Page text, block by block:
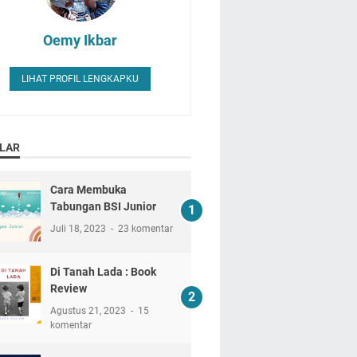
Oemy Ikbar
LIHAT PROFIL LENGKAPKU
Cara Membuka
Tabungan BSI Junior
Juli 18, 2023 23 komentar
Di Tanah Lada : Book
Review
Agustus 21, 2023
15
komentar